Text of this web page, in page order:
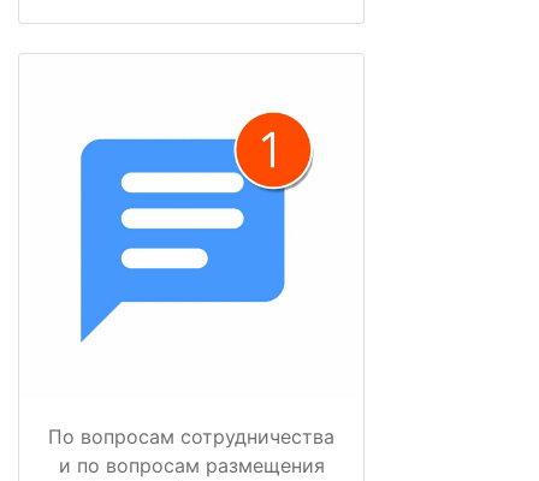
По вопросам сотрудничества
и по вопросам размещения